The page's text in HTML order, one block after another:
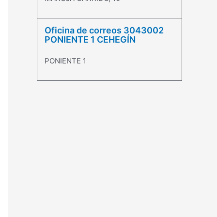
Oficina de correos 3043002
PONIENTE 1 CEHEGÍN
PONIENTE 1